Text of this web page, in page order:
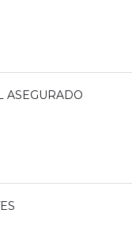
ASEGURADO